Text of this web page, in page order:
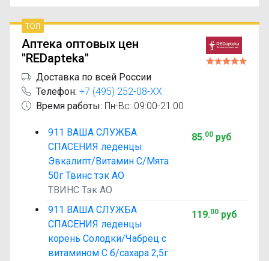
топ
Аптека оптовых цен
"REDapteka"
Доставка по всей России
Телефон: +7 (495) 252-08-XX
Время работы: Пн-Вс: 09:00-21:00
911 ВАША СЛУЖБА
СПАСЕНИЯ леденцы
Эвкалипт/Витамин С/Мята
50г Твинс тэк АО
ТВИНС Тэк АО
85.00руб
911 ВАША СЛУЖБА
СПАСЕНИЯ леденцы
корень Солодки/Чабрец с
витамином С б/сахара 2,5г
119.00руб